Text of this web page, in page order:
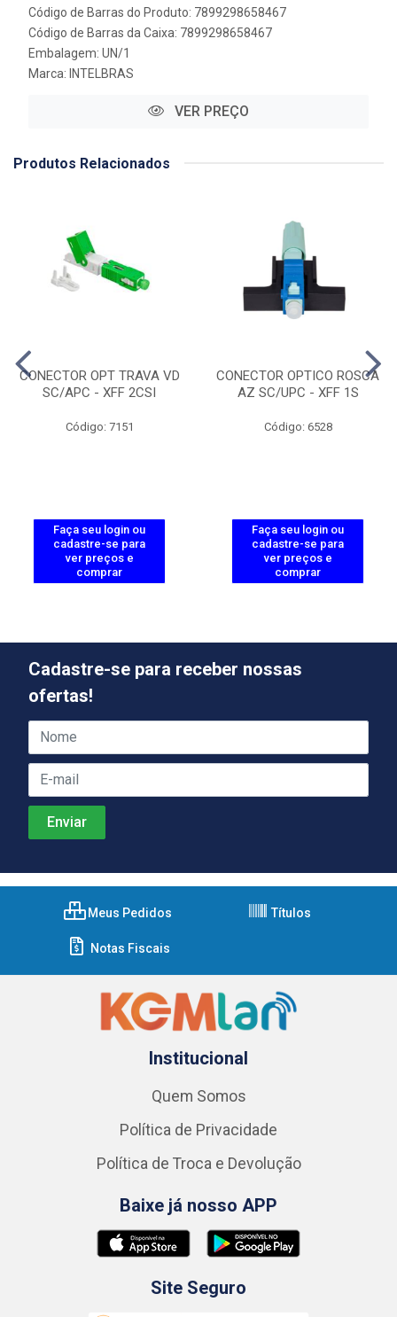
Código de Barras do Produto: 7899298658467
Código de Barras da Caixa: 7899298658467
Embalagem: UN/1
Marca: INTELBRAS
VER PREÇO
Produtos Relacionados
CONECTOR OPT TRAVA VD
SC/APC - XFF 2CSI
Código: 7151
Faça seu login ou
cadastre-se para
ver preços e
comprar
CONECTOR OPTICO ROSCA
AZ SC/UPC - XFF 1S
Código: 6528
Faça seu login ou
cadastre-se para
ver preços e
comprar
Cadastre-se para receber nossas
ofertas!
Meus Pedidos Títulos
Notas Fiscais
Institucional
Quem Somos
Política de Privacidade
Política de Troca e Devolução
Baixe já nosso APP
Site Seguro